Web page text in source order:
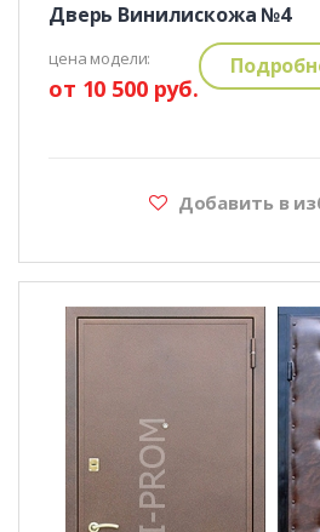
Дверь Винилискожа №4
цена модели:
от 10 500 руб.
Добавить в